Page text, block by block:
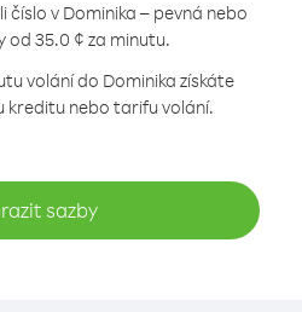
číslo v Dominika – pevná nebo
od 35.0 ¢ za minutu.
volání do Dominika získáte
kreditu nebo tarifu volání.
sazby